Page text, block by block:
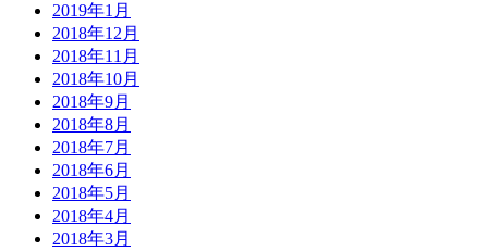
2019年1月
2018年12月
2018年11月
2018年10月
2018年9月
2018年8月
2018年7月
2018年6月
2018年5月
2018年4月
2018年3月